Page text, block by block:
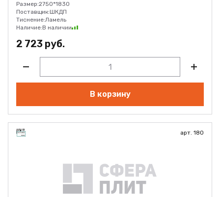
Размер:2750*1830
Поставщик:ШКДП
Тиснение:Ламель
Наличие:В наличии
2 723 руб.
В корзину
арт. 180